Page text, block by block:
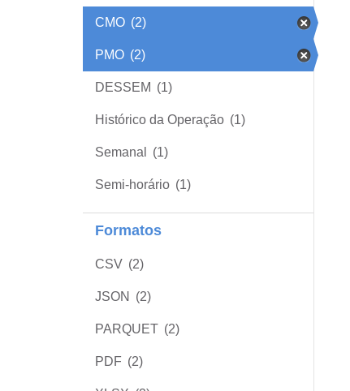
CMO (2)
PMO (2)
DESSEM (1)
Histórico da Operação (1)
Semanal (1)
Semi-horário (1)
Formatos
CSV (2)
JSON (2)
PARQUET (2)
PDF (2)